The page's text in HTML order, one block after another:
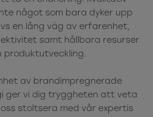
något som bara dyker upp
en lång väg av erfarenhet,
samt hållbara resurser
produktutveckling.
av brandimpregnerade
ger vi dig tryggheten att veta
stoltsera med vår expertis